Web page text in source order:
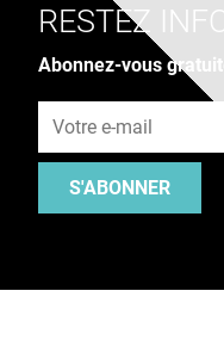
RESTEZ
Abonnez-vous
S'ABONNER